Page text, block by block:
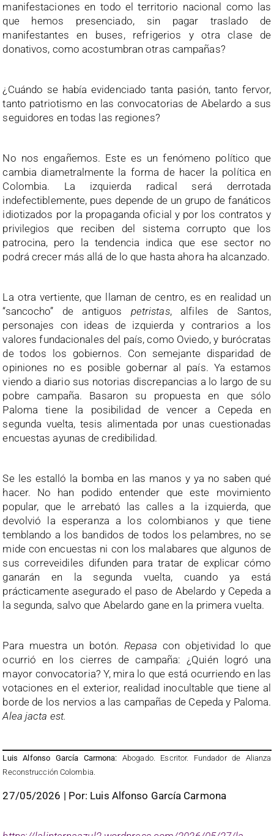
manifestaciones en todo el territorio nacional como las
que hemos presenciado, sin pagar traslado de
manifestantes en buses, refrigerios y otra clase de
donativos, como acostumbran otras campañas?
¿Cuándo se había evidenciado tanta pasión, tanto fervor,
tanto patriotismo en las convocatorias de Abelardo a sus
seguidores en todas las regiones?
No nos engañemos. Este es un fenómeno político que
cambia diametralmente la forma de hacer la política en
Colombia. La izquierda radical será derrotada
indefectiblemente, pues depende de un grupo de fanáticos
idiotizados por la propaganda oficial y por los contratos y
privilegios que reciben del sistema corrupto que los
patrocina, pero la tendencia indica que ese sector no
podrá crecer más allá de lo que hasta ahora ha alcanzado.
La otra vertiente, que llaman de centro, es en realidad un
“sancocho” de antiguos petristas, alfiles de Santos,
personajes con ideas de izquierda y contrarios a los
valores fundacionales del país, como Oviedo, y burócratas
de todos los gobiernos. Con semejante disparidad de
opiniones no es posible gobernar al país. Ya estamos
viendo a diario sus notorias discrepancias a lo largo de su
pobre campaña. Basaron su propuesta en que sólo
Paloma tiene la posibilidad de vencer a Cepeda en
segunda vuelta, tesis alimentada por unas cuestionadas
encuestas ayunas de credibilidad.
Se les estalló la bomba en las manos y ya no saben qué
hacer. No han podido entender que este movimiento
popular, que le arrebató las calles a la izquierda, que
devolvió la esperanza a los colombianos y que tiene
temblando a los bandidos de todos los pelambres, no se
mide con encuestas ni con los malabares que algunos de
sus correveidiles difunden para tratar de explicar cómo
ganarán en la segunda vuelta, cuando ya está
prácticamente asegurado el paso de Abelardo y Cepeda a
la segunda, salvo que Abelardo gane en la primera vuelta.
Para muestra un botón. Repasa con objetividad lo que
ocurrió en los cierres de campaña: ¿Quién logró una
mayor convocatoria? Y, mira lo que está ocurriendo en las
votaciones en el exterior, realidad inocultable que tiene al
borde de los nervios a las campañas de Cepeda y Paloma.
Alea jacta est.
Luis Alfonso García Carmona:Abogado. Escritor. Fundador de Alianza
Reconstrucción Colombia.
27/05/2026 | Por: Luis Alfonso García Carmona